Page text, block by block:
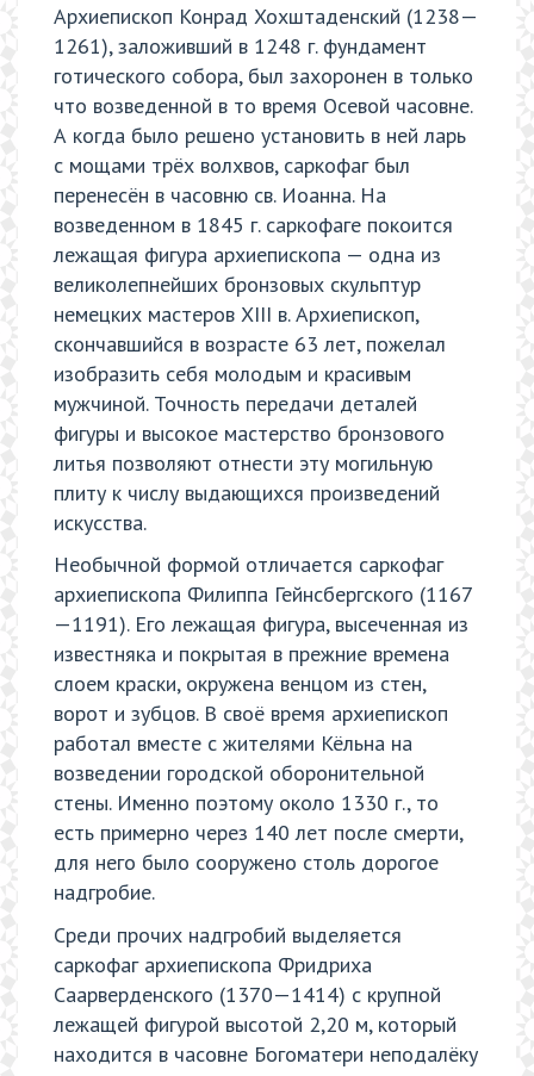
Архиепископ Конрад Хохштаденский (1238—
1261), заложивший в 1248 г. фундамент
готического собора, был захоронен в только
что возведенной в то время Осевой часовне.
А когда было решено установить в ней ларь
с мощами трёх волхвов, саркофаг был
перенесён в часовню св. Иоанна. На
возведенном в 1845 г. саркофаге покоится
лежащая фигура архиепископа — одна из
великолепнейших бронзовых скульптур
немецких мастеров XIII в. Архиепископ,
скончавшийся в возрасте 63 лет, пожелал
изобразить себя молодым и красивым
мужчиной. Точность передачи деталей
фигуры и высокое мастерство бронзового
литья позволяют отнести эту могильную
плиту к числу выдающихся произведений
искусства.
Необычной формой отличается саркофаг
архиепископа Филиппа Гейнсбергского (1167
—1191). Его лежащая фигура, высеченная из
известняка и покрытая в прежние времена
слоем краски, окружена венцом из стен,
ворот и зубцов. В своё время архиепископ
работал вместе с жителями Кёльна на
возведении городской оборонительной
стены. Именно поэтому около 1330 г., то
есть примерно через 140 лет после смерти,
для него было сооружено столь дорогое
надгробие.
Среди прочих надгробий выделяется
саркофаг архиепископа Фридриха
Саарверденского (1370—1414) с крупной
лежащей фигурой высотой 2,20 м, который
находится в часовне Богоматери неподалёку